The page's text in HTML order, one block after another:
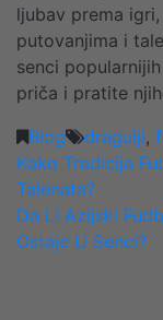
ljubav prema
putovanjima i
senci
priča i pratite
Blog
dragulji,
POST
Kako Tradicija
Talenata?
Da Li Azijski
Ostaje U Senci?